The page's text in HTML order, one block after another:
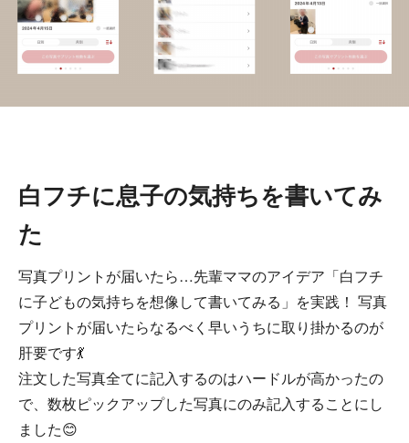
白フチに息子の気持ちを書いてみ
た
写真プリントが届いたら…先輩ママのアイデア「白フチ
に子どもの気持ちを想像して書いてみる」を実践！ 写真
プリントが届いたらなるべく早いうちに取り掛かるのが
肝要です💃
注文した写真全てに記入するのはハードルが高かったの
で、数枚ピックアップした写真にのみ記入することにし
ました😊